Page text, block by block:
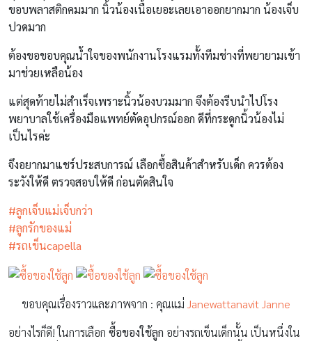
ขอบพลาสติกคมมาก นิ้วน้องเนื้อเยอะเลยเอาออกยากมาก น้องเจ็บ
ปวดมาก
ต้องขอขอบคุณน้ำใจของพนักงานโรงแรมทั้งทีมช่างที่พยายามเข้า
มาช่วยเหลือน้อง
แต่สุดท้ายไม่สำเร็จเพราะนิ้วน้องบวมมาก จึงต้องรีบนำไปโรง
พยาบาลใช้เครื่องมือแพทย์ตัดอุปกรณ์ออก ดีที่กระดูกนิ้วน้องไม่
เป็นไรค่ะ
จึงอยากมาแชร์ประสบการณ์ เลือกซื้อสินค้าสำหรับเด็ก ควรต้อง
ระวังให้ดี ตรวจสอบให้ดี ก่อนตัดสินใจ
#ลูกเจ็บแม่เจ็บกว่า
#ลูกรักของแม่
#รถเข็นcapella
ขอบคุณเรื่องราวและภาพจาก : คุณแม่ Janewattanavit Janne
อย่างไรก็ดี! ในการเลือก ซื้อของใช้ลูก อย่างรถเข็นเด็กนั้น เป็นหนึ่งใน